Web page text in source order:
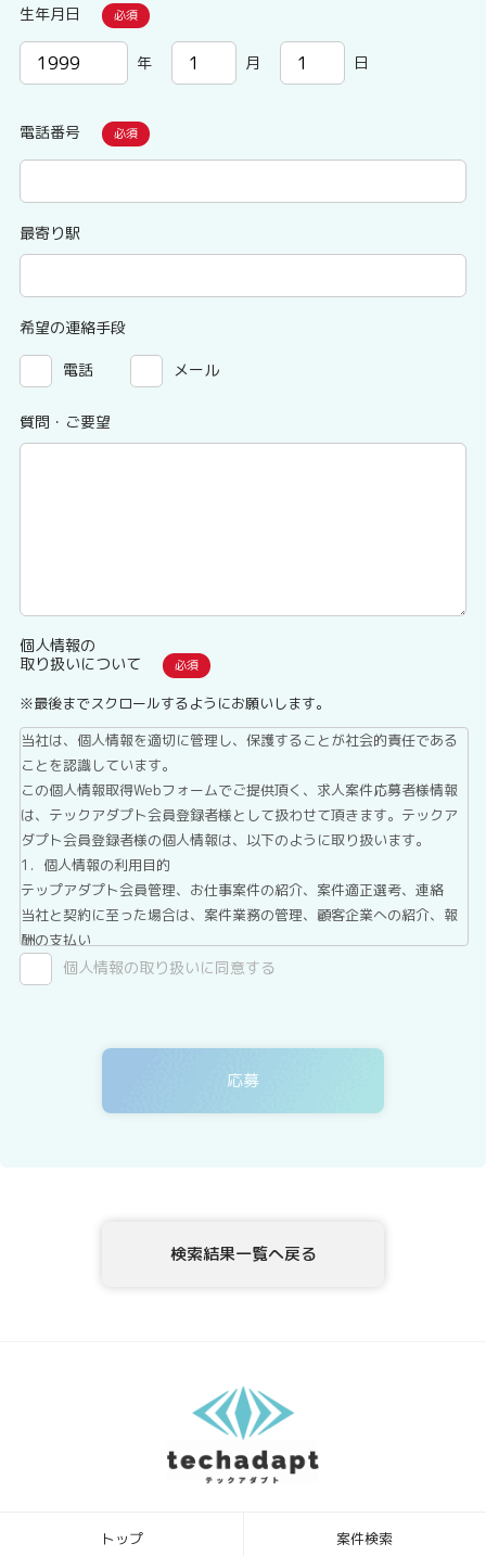
生年月日
年 月 日
電話番号
最寄り駅
希望の連絡手段
電話 メール
質問・ご要望
個人情報の
取り扱いについて
※最後までスクロールするようにお願いします。
当社は、個人情報を適切に管理し、保護することが社会的責任である
ことを認識しています。
この個人情報取得Webフォームでご提供頂く、求人案件応募者様情報
は、テックアダプト会員登録者様として扱わせて頂きます。テックア
ダプト会員登録者様の個人情報は、以下のように取り扱います。
1．個人情報の利用目的
テップアダプト会員管理、お仕事案件の紹介、案件適正選考、連絡
当社と契約に至った場合は、案件業務の管理、顧客企業への紹介、報
酬の支払い
2．第三者提供について
テックアダプト会員登録者情報は、法令に基づく場合、委託する場合
ィングサービス事業者等に委託する場合がありますが、委託先につい
ては、当社が運用する個人情報保護マネジメントシステムにより管理
者提供記録の開示を、当社に申し出ることができます。ご請求方法
テックアダプト会員登録者様が、当社に個人情報を提供されるかどう
かは、任意によるものです。ただし、必要な情報をご提供いただけな
い場合、上記1.の利用目的の達成に支障がでる場合があります。
6．本Webサイトへアクセスしたことを契機として機械的に取得される
[お問合せ・苦情相談窓口]
個人情報の取り扱いに同意する
検索結果一覧へ戻る
トップ 案件検索